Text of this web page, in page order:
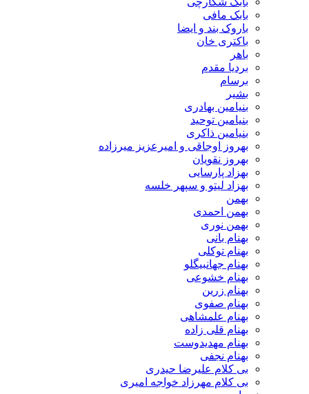
بابک مافی
باروک بند و ایضا
باکتری خان
باهر
بردیا مقدم
برسام
بشیر
بنیامین بهادری
بنیامین توحید
بنیامین ذاکری
بهروز اوجاقی و امیرعزیز میرزاده
بهروز نقویان
بهزاد پارسایی
بهزاد لیتو و سپهر خلسه
بهمن
بهمن احمدی
بهمن نوری
بهنام بانی
بهنام توکلی
بهنام جهانبیگلو
بهنام خشوعی
بهنام زرین
بهنام صفوی
بهنام علمشاهی
بهنام قلی زاده
بهنام مهدیدوست
بهنام نجفی
بی کلام علیرضا حیدری
بی کلام مهرزاد خواجه امیری